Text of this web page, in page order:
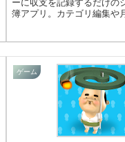
ーに収支を記録するだけの
簿アプリ。カテゴリ編集や
ら大人の簡易家計簿まで幅
ゲーム